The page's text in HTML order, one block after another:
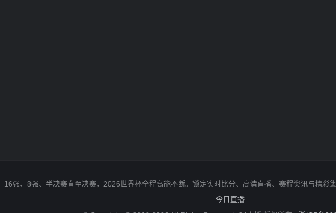
强、8强、半决赛直至决赛，2026世界杯全程高能不断。锁定实时比分、高清直播、赛程资讯与精
今日直播